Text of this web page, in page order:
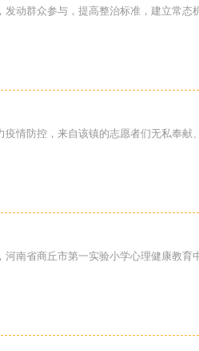
动群众参与，提高整治标准，建立常
情防控，来自该镇的志愿者们无私奉
南省商丘市第一实验小学心理健康教